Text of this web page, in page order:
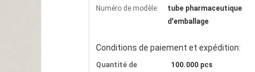
Numéro de modèle:
tube pharmaceutique
d'emballage
Conditions de paiement et expédition:
Quantité de
100.000 pcs